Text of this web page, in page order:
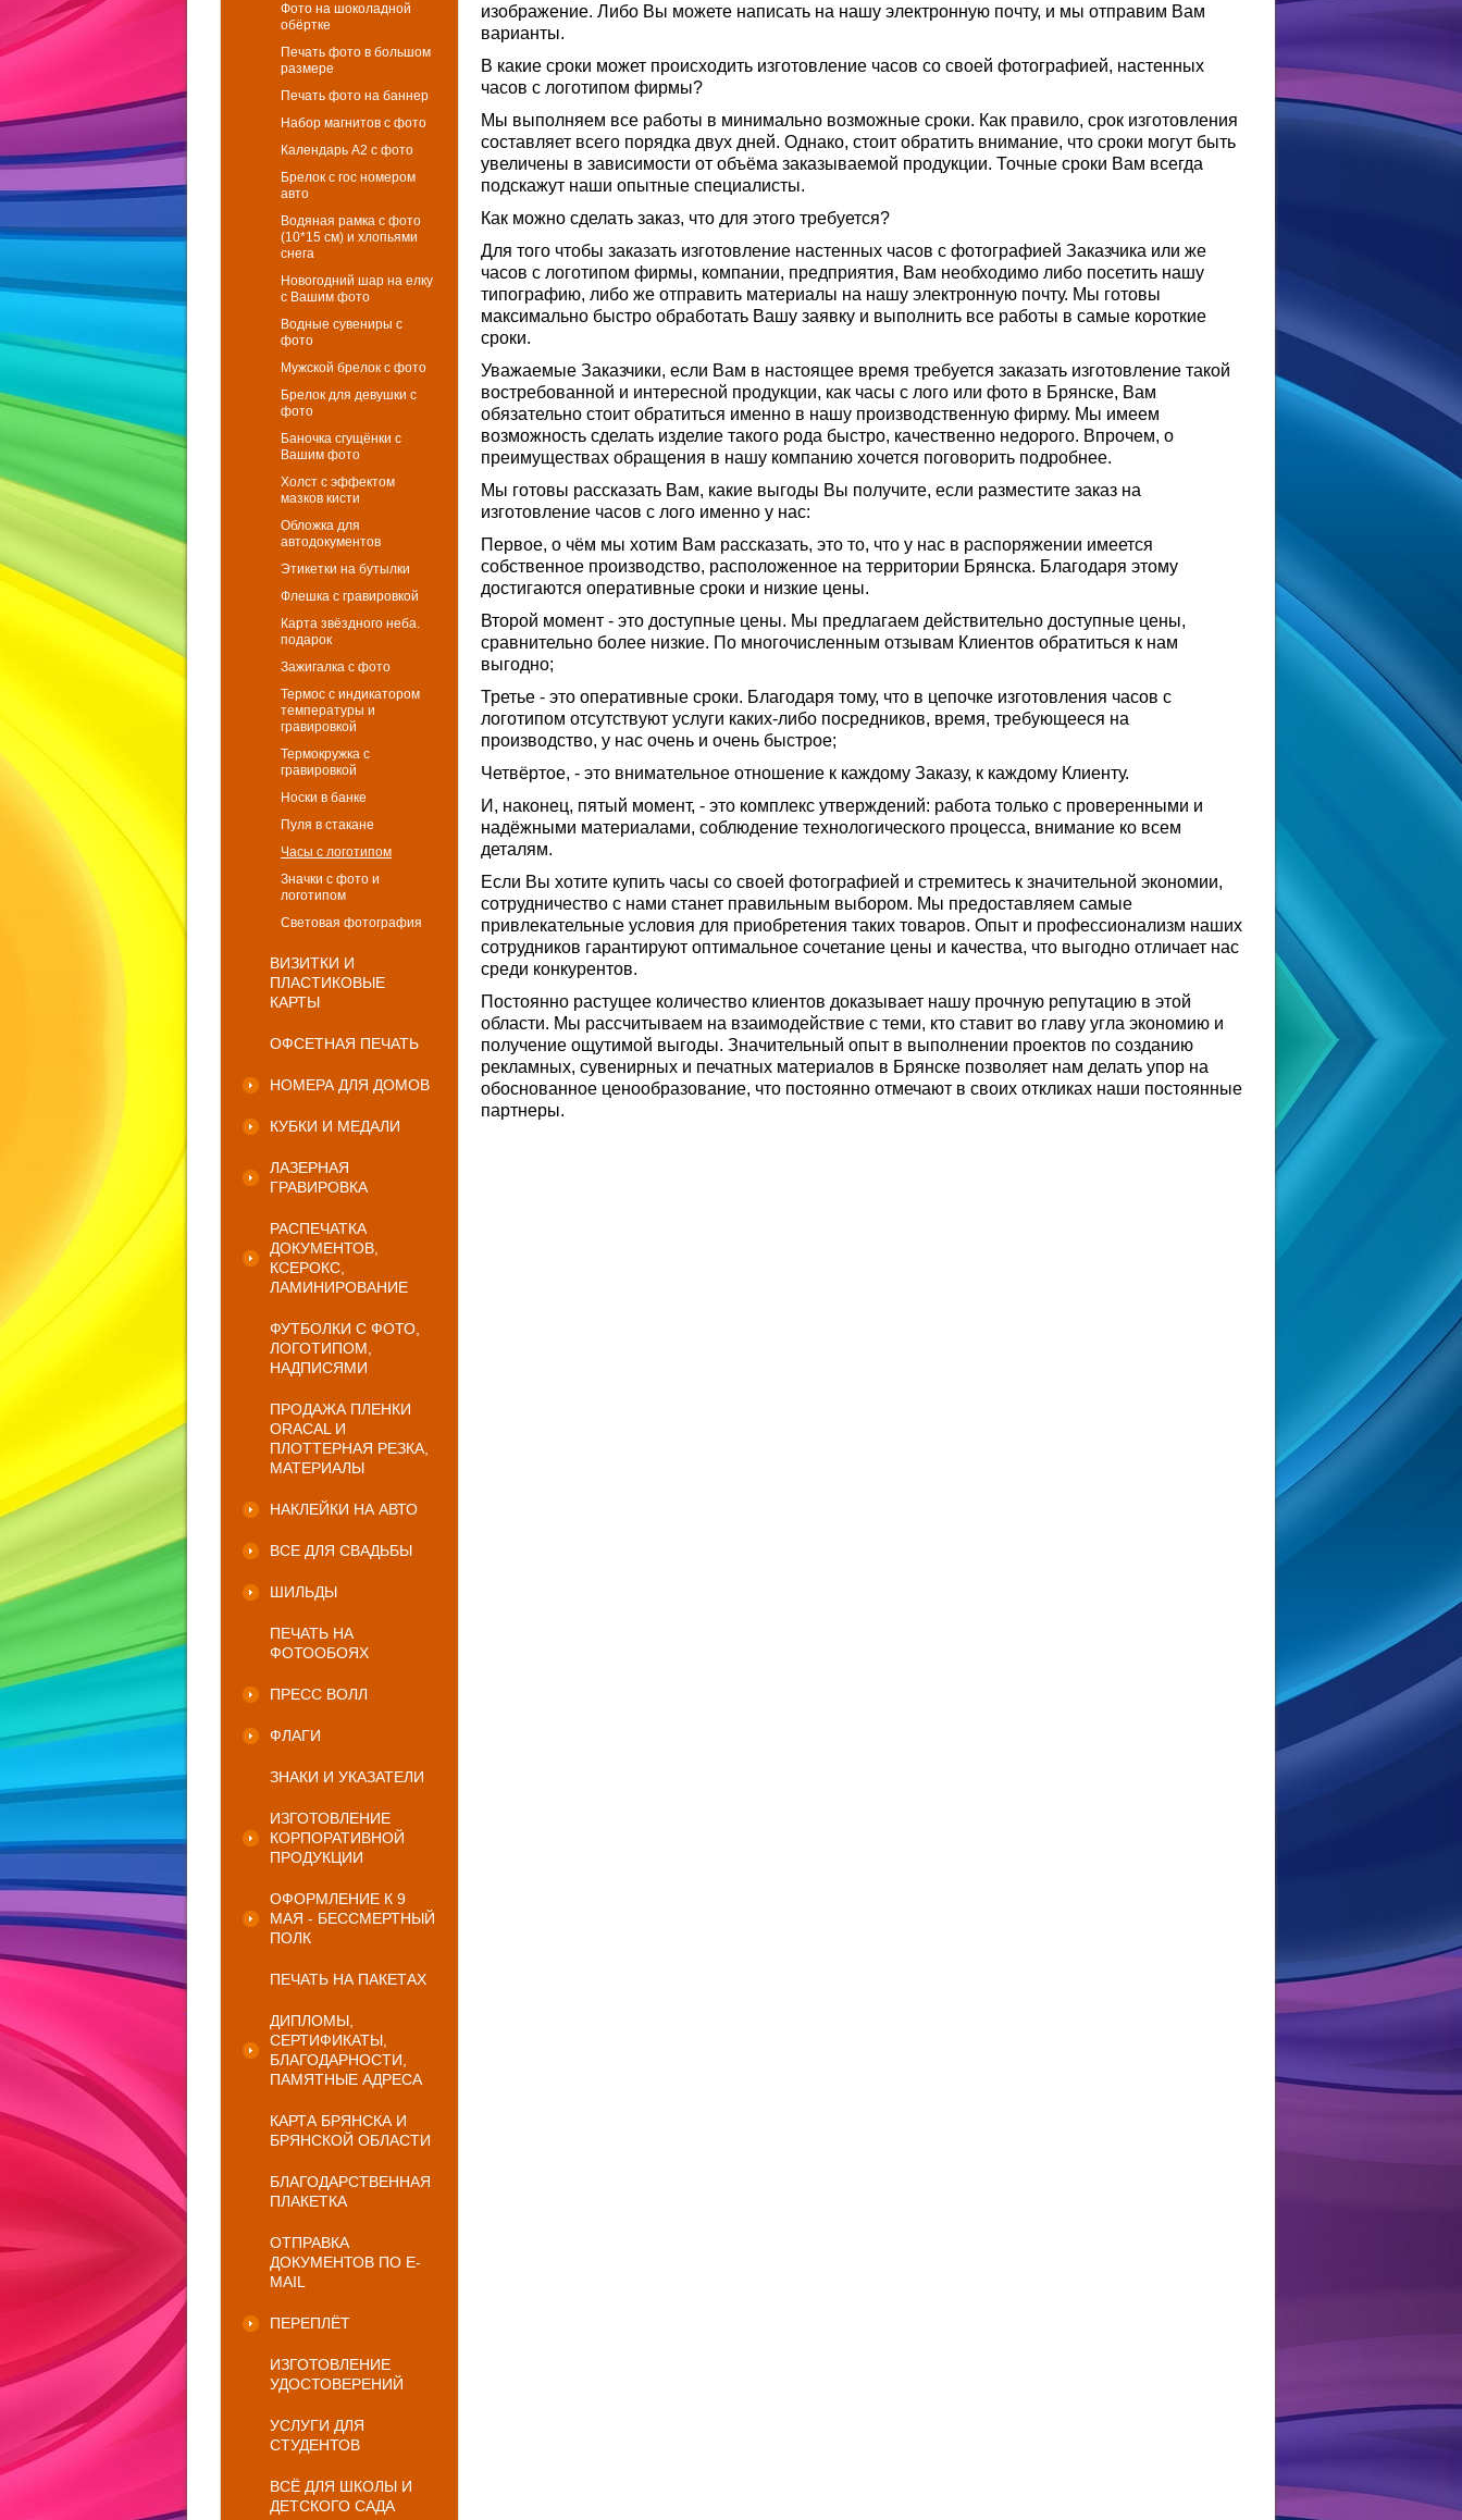
Фото на шоколадной
обёртке
Печать фото в большом
размере
Печать фото на баннер
Набор магнитов с фото
Календарь А2 с фото
Брелок с гос номером
авто
Водяная рамка с фото
(10*15 см) и хлопьями
снега
Новогодний шар на елку
с Вашим фото
Водные сувениры с
фото
Мужской брелок с фото
Брелок для девушки с
фото
Баночка сгущёнки с
Вашим фото
Холст с эффектом
мазков кисти
Обложка для
автодокументов
Этикетки на бутылки
Флешка с гравировкой
Карта звёздного неба.
подарок
Зажигалка с фото
Термос с индикатором
температуры и
гравировкой
Термокружка с
гравировкой
Носки в банке
Пуля в стакане
Часы с логотипом
Значки с фото и
логотипом
Световая фотография
ВИЗИТКИ И
ПЛАСТИКОВЫЕ
КАРТЫ
ОФСЕТНАЯ ПЕЧАТЬ
НОМЕРА ДЛЯ ДОМОВ
КУБКИ И МЕДАЛИ
ЛАЗЕРНАЯ
ГРАВИРОВКА
РАСПЕЧАТКА
ДОКУМЕНТОВ,
КСЕРОКС,
ЛАМИНИРОВАНИЕ
ФУТБОЛКИ С ФОТО,
ЛОГОТИПОМ,
НАДПИСЯМИ
ПРОДАЖА ПЛЕНКИ
ORACAL И
ПЛОТТЕРНАЯ РЕЗКА,
МАТЕРИАЛЫ
НАКЛЕЙКИ НА АВТО
ВСЕ ДЛЯ СВАДЬБЫ
ШИЛЬДЫ
ПЕЧАТЬ НА
ФОТООБОЯХ
ПРЕСС ВОЛЛ
ФЛАГИ
ЗНАКИ И УКАЗАТЕЛИ
ИЗГОТОВЛЕНИЕ
КОРПОРАТИВНОЙ
ПРОДУКЦИИ
ОФОРМЛЕНИЕ К 9
МАЯ - БЕССМЕРТНЫЙ
ПОЛК
ПЕЧАТЬ НА ПАКЕТАХ
ДИПЛОМЫ,
СЕРТИФИКАТЫ,
БЛАГОДАРНОСТИ,
ПАМЯТНЫЕ АДРЕСА
КАРТА БРЯНСКА И
БРЯНСКОЙ ОБЛАСТИ
БЛАГОДАРСТВЕННАЯ
ПЛАКЕТКА
ОТПРАВКА
ДОКУМЕНТОВ ПО E-
MAIL
ПЕРЕПЛЁТ
ИЗГОТОВЛЕНИЕ
УДОСТОВЕРЕНИЙ
УСЛУГИ ДЛЯ
СТУДЕНТОВ
ВСЁ ДЛЯ ШКОЛЫ И
ДЕТСКОГО САДА
изображение. Либо Вы можете написать на нашу электронную почту, и мы отправим Вам
варианты.
В какие сроки может происходить изготовление часов со своей фотографией, настенных
часов с логотипом фирмы?
Мы выполняем все работы в минимально возможные сроки. Как правило, срок изготовления
составляет всего порядка двух дней. Однако, стоит обратить внимание, что сроки могут быть
увеличены в зависимости от объёма заказываемой продукции. Точные сроки Вам всегда
подскажут наши опытные специалисты.
Как можно сделать заказ, что для этого требуется?
Для того чтобы заказать изготовление настенных часов с фотографией Заказчика или же
часов с логотипом фирмы, компании, предприятия, Вам необходимо либо посетить нашу
типографию, либо же отправить материалы на нашу электронную почту. Мы готовы
максимально быстро обработать Вашу заявку и выполнить все работы в самые короткие
сроки.
Уважаемые Заказчики, если Вам в настоящее время требуется заказать изготовление такой
востребованной и интересной продукции, как часы с лого или фото в Брянске, Вам
обязательно стоит обратиться именно в нашу производственную фирму. Мы имеем
возможность сделать изделие такого рода быстро, качественно недорого. Впрочем, о
преимуществах обращения в нашу компанию хочется поговорить подробнее.
Мы готовы рассказать Вам, какие выгоды Вы получите, если разместите заказ на
изготовление часов с лого именно у нас:
Первое, о чём мы хотим Вам рассказать, это то, что у нас в распоряжении имеется
собственное производство, расположенное на территории Брянска. Благодаря этому
достигаются оперативные сроки и низкие цены.
Второй момент - это доступные цены. Мы предлагаем действительно доступные цены,
сравнительно более низкие. По многочисленным отзывам Клиентов обратиться к нам
выгодно;
Третье - это оперативные сроки. Благодаря тому, что в цепочке изготовления часов с
логотипом отсутствуют услуги каких-либо посредников, время, требующееся на
производство, у нас очень и очень быстрое;
Четвёртое, - это внимательное отношение к каждому Заказу, к каждому Клиенту.
И, наконец, пятый момент, - это комплекс утверждений: работа только с проверенными и
надёжными материалами, соблюдение технологического процесса, внимание ко всем
деталям.
Если Вы хотите купить часы со своей фотографией и стремитесь к значительной экономии,
сотрудничество с нами станет правильным выбором. Мы предоставляем самые
привлекательные условия для приобретения таких товаров. Опыт и профессионализм наших
сотрудников гарантируют оптимальное сочетание цены и качества, что выгодно отличает нас
среди конкурентов.
Постоянно растущее количество клиентов доказывает нашу прочную репутацию в этой
области. Мы рассчитываем на взаимодействие с теми, кто ставит во главу угла экономию и
получение ощутимой выгоды. Значительный опыт в выполнении проектов по созданию
рекламных, сувенирных и печатных материалов в Брянске позволяет нам делать упор на
обоснованное ценообразование, что постоянно отмечают в своих откликах наши постоянные
партнеры.